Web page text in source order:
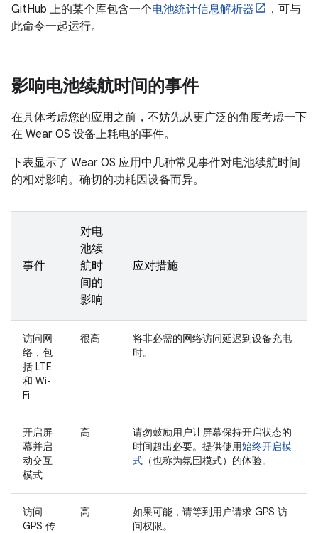
GitHub 上的某个库包含一个电池统计信息解析器
，可与
此命令一起运行。
影响电池续航时间的事件
在具体考虑您的应用之前，不妨先从更广泛的角度考虑一下
在 Wear OS 设备上耗电的事件。
下表显示了 Wear OS 应用中几种常见事件对电池续航时间
的相对影响。确切的功耗因设备而异。
事件
对电
池续
航时
间的
影响
应对措施
访问网
络，包
括 LTE
和 Wi-
Fi
很高
将非必需的网络访问延迟到设备充电
时。
开启屏
幕并启
动交互
模式
高
请勿鼓励用户让屏幕保持开启状态的
时间超出必要。提供使用始终开启模
式 （也称为氛围模式）的体验。
访问
GPS 传
高
如果可能，请等到用户请求 GPS 访
问权限。